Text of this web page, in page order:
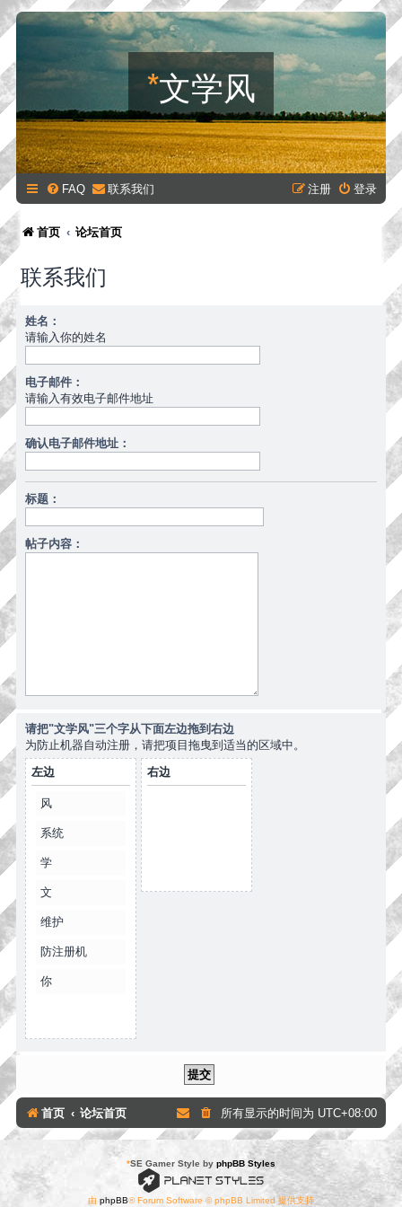
*文学风
FAQ 联系我们 登录
注册
首页 论坛首页
联系我们
姓名：
请输入你的姓名
电子邮件：
请输入有效电子邮件地址
确认电子邮件地址：
标题：
帖子内容：
请把"文学风"三个字从下面左边拖到右边
为防止机器自动注册，请把项目拖曳到适当的区域中。
左边
风
系统
学
文
维护
防注册机
你
右边
首页 论坛首页 所有显示的时间为 UTC+08:00
*SE Gamer Style by phpBB Styles
由 phpBB® Forum Software © phpBB Limited 提供支持